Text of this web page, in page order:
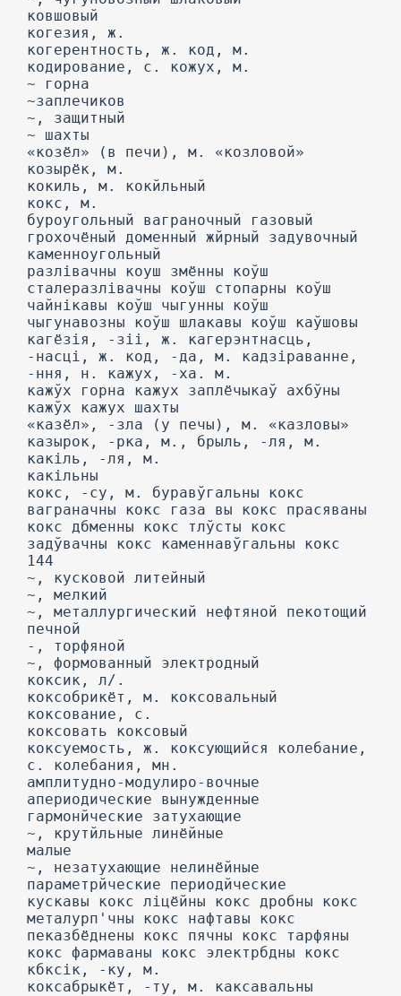
ковшовый
когезия, ж.
когерентность, ж. код, м.
кодирование, с. кожух, м.
~ горна
~заплечиков
~, защитный
~ шахты
«козёл» (в печи), м. «козловой»
козырёк, м.
кокиль, м. кокйльный
кокс, м.
буроугольный ваграночный газовый
грохочёный доменный жйрный задувочный
каменноугольный
разлівачны коуш змённы коўш
сталеразлівачны коўш стопарны коўш
чайнікавы коўш чыгунны коўш
чыгунавозны коўш шлакавы коўш каўшовы
кагёзія, -зіі, ж. кагерэнтнасць,
-насці, ж. код, -да, м. кадзіраванне,
-ння, н. кажух, -ха. м.
кажўх горна кажух заплёчыкаў ахбўны
кажўх кажух шахты
«казёл», -зла (у печы), м. «казловы»
казырок, -рка, м., брыль, -ля, м.
какіль, -ля, м.
какільны
кокс, -су, м. буравўгальны кокс
ваграначны кокс газа вы кокс прасяваны
кокс дбменны кокс тлўсты кокс
задўвачны кокс каменнавўгальны кокс
144
~, кусковой литейный
~, мелкий
~, металлургический нефтяной пекотощий
печной
-, торфяной
~, формованный электродный
коксик, л/.
коксобрикёт, м. коксовальный
коксование, с.
коксовать коксовый
коксуемость, ж. коксующийся колебание,
с. колебания, мн.
амплитудно-модулиро-вочные
апериодические вынужденные
гармонйческие затухающие
~, крутйльные линёйные
малые
~, незатухающие нелинёйные
параметрйческие периодйческие
кускавы кокс ліцёйны кокс дробны кокс
металурп'чны кокс нафтавы кокс
пеказбёднены кокс пячны кокс тарфяны
кокс фармаваны кокс электрбдны кокс
кбксік, -ку, м.
коксабрыкёт, -ту, м. каксавальны